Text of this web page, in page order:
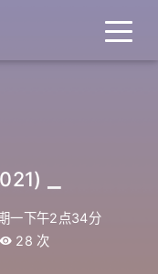
一下午2点34分
28 次